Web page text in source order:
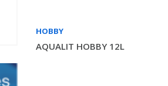
HOBBY
AQUALIT HOBBY 12L